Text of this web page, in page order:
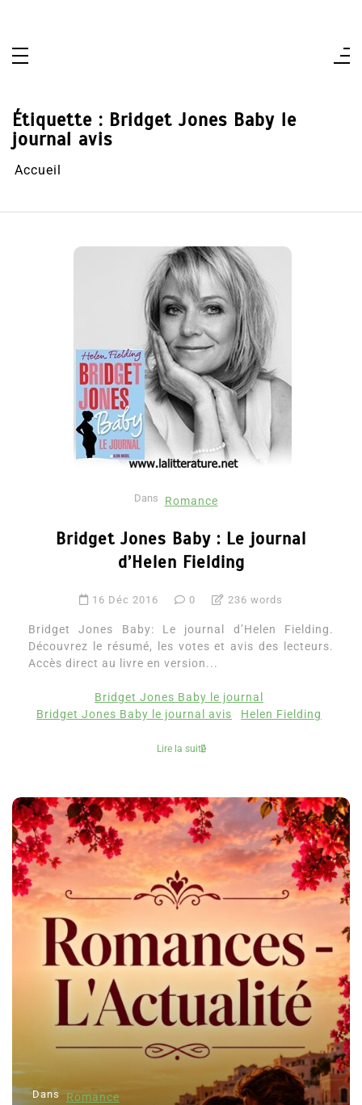
Étiquette : Bridget Jones Baby le
journal avis
Accueil
Dans Romance
Bridget Jones Baby : Le journal
d’Helen Fielding
16 Déc 2016 0 236 words
Bridget Jones Baby: Le journal d’Helen Fielding.
Découvrez le résumé, les votes et avis des lecteurs.
Accès direct au livre en version...
Bridget Jones Baby le journal
Bridget Jones Baby le journal avis
Helen Fielding
Lire la suite
Dans Romance